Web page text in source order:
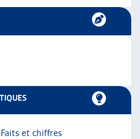
et chiffres